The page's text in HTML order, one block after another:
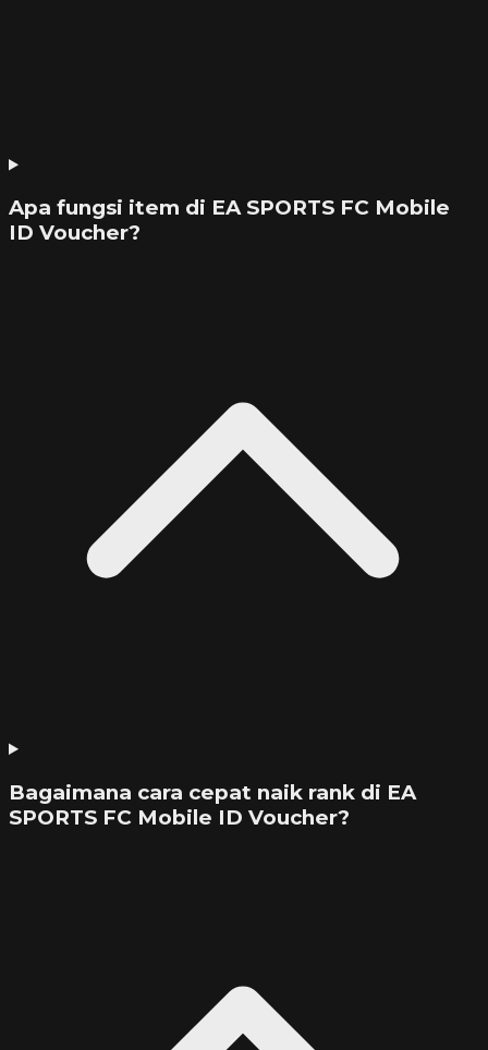
Apa fungsi item di EA SPORTS FC Mobile
ID Voucher?
Bagaimana cara cepat naik rank di EA
SPORTS FC Mobile ID Voucher?